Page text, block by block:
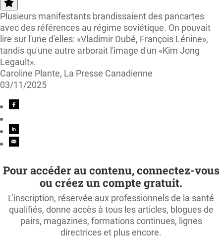
Plusieurs manifestants brandissaient des pancartes
avec des références au régime soviétique. On pouvait
lire sur l'une d'elles: «Vladimir Dubé, François Lénine»,
tandis qu'une autre arborait l'image d'un «Kim Jong
Legault».
Caroline Plante, La Presse Canadienne
03/11/2025
Pour accéder au contenu, connectez-vous
ou créez un compte gratuit.
L’inscription, réservée aux professionnels de la santé
qualifiés, donne accès à tous les articles, blogues de
pairs, magazines, formations continues, lignes
directrices et plus encore.